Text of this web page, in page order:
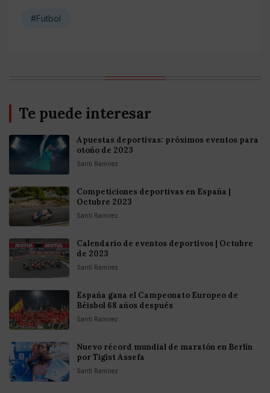
#Futbol
Te puede interesar
Apuestas deportivas: próximos eventos para
otoño de 2023
Santi Ramirez
Competiciones deportivas en España |
Octubre 2023
Santi Ramirez
Calendario de eventos deportivos | Octubre
de 2023
Santi Ramirez
España gana el Campeonato Europeo de
Béisbol 68 años después
Santi Ramirez
Nuevo récord mundial de maratón en Berlín
por Tigist Assefa
Santi Ramirez